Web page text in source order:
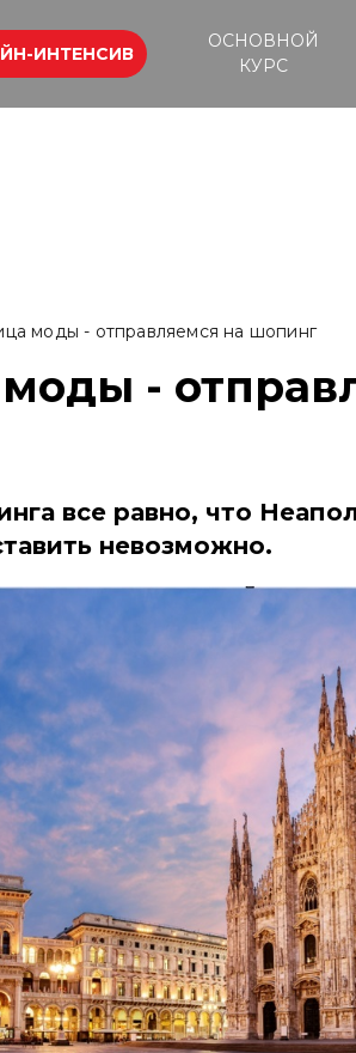
ИНТЕНСИВ
ОСНОВНОЙ
КУРС
моды - отправляемся на шопинг
-
все равно, что
невозможно.